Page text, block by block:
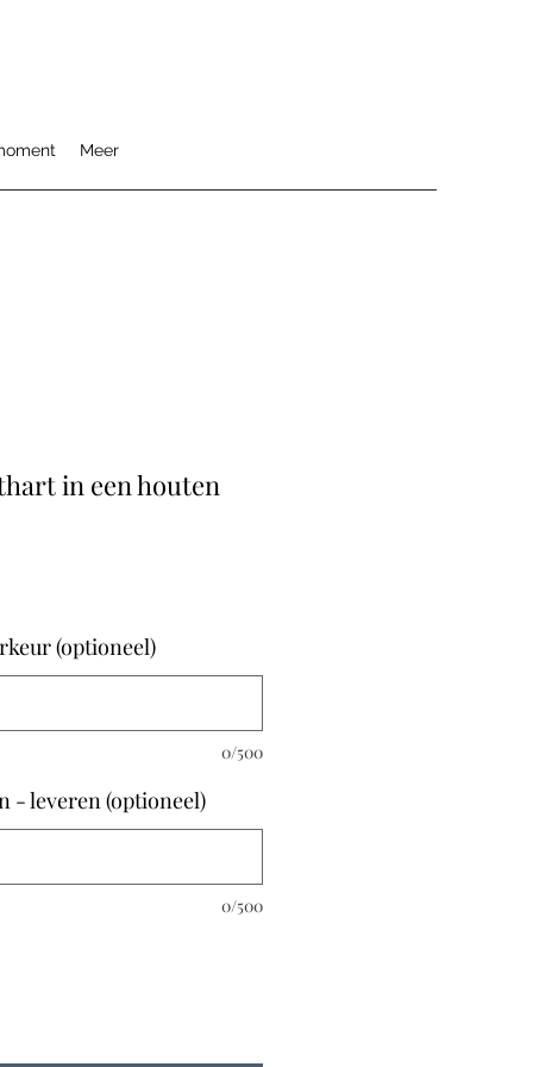
Meer
in een houten
(optioneel)
0/500
- leveren (optioneel)
0/500